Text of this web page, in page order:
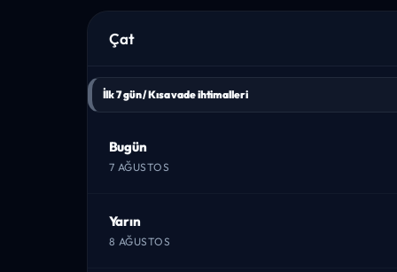
Çat
İlk 7 gün / Kısa vade ihtimalleri
Bugün
7 AĞUSTOS
Yarın
8 AĞUSTOS